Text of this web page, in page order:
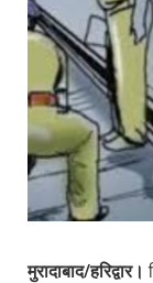
मुरादाबाद/हरिद्वार।